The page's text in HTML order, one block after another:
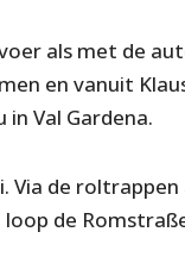
als met de
en vanuit
Val Gardena.
de
de